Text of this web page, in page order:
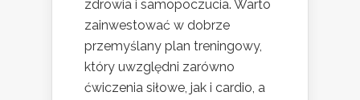
zdrowia i samopoczucia. Warto
zainwestować w dobrze
przemyślany plan treningowy,
który uwzględni zarówno
ćwiczenia siłowe, jak i cardio, a